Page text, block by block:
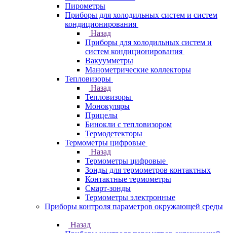
Пирометры
Приборы для холодильных систем и систем
кондиционирования
Назад
Приборы для холодильных систем и
систем кондиционирования
Вакуумметры
Манометрические коллекторы
Тепловизоры
Назад
Тепловизоры
Монокуляры
Прицелы
Бинокли с тепловизором
Термодетекторы
Термометры цифровые
Назад
Термометры цифровые
Зонды для термометров контактных
Контактные термометры
Смарт-зонды
Термометры электронные
Приборы контроля параметров окружающей среды
Назад